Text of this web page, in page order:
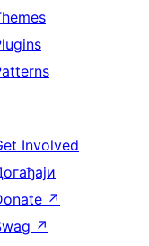
Involved
↗
↗